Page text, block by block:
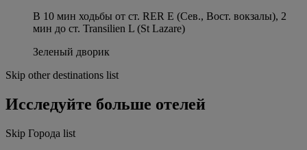
В 10 мин ходьбы от ст. RER E (Сев., Вост. вокзалы), 2
мин до ст. Transilien L (St Lazare)
Зеленый дворик
Skip other destinations list
Исследуйте больше отелей
Skip Города list